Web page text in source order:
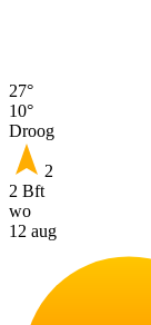
27°
10°
Droog
2
2 Bft
wo
12 aug